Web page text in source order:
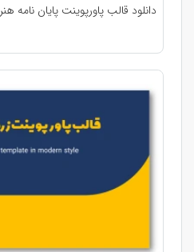
دانلود قالب پاورپوینت پایان نامه هنر